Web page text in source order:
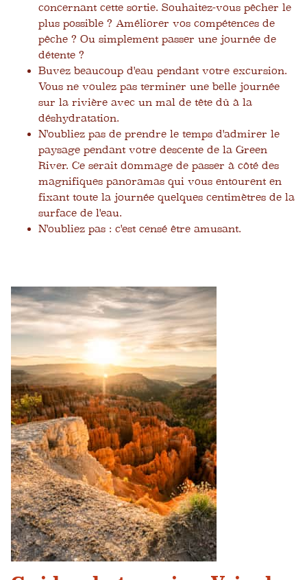
concernant cette sortie. Souhaitez-vous pêcher le
plus possible ? Améliorer vos compétences de
pêche ? Ou simplement passer une journée de
détente ?
Buvez beaucoup d'eau pendant votre excursion.
Vous ne voulez pas terminer une belle journée
sur la rivière avec un mal de tête dû à la
déshydratation.
N'oubliez pas de prendre le temps d'admirer le
paysage pendant votre descente de la Green
River. Ce serait dommage de passer à côté des
magnifiques panoramas qui vous entourent en
fixant toute la journée quelques centimètres de la
surface de l'eau.
N'oubliez pas : c'est censé être amusant.